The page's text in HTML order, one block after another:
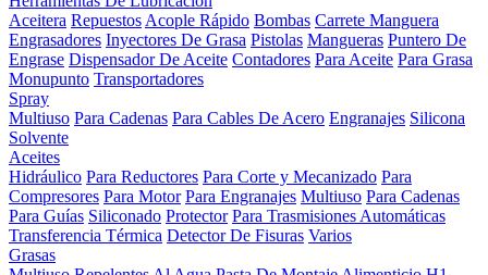
Aceitera Repuestos Acople Rápido Bombas Carrete Manguera
Engrasadores Inyectores De Grasa Pistolas Mangueras Puntero De
Engrase Dispensador De Aceite Contadores Para Aceite Para Grasa
Monupunto Transportadores
Spray
Multiuso Para Cadenas Para Cables De Acero Engranajes Silicona
Solvente
Aceites
Hidráulico Para Reductores Para Corte y Mecanizado Para
Compresores Para Motor Para Engranajes Multiuso Para Cadenas
Para Guías Siliconado Protector Para Trasmisiones Automáticas
Transferencia Térmica Detector De Fisuras Varios
Grasas